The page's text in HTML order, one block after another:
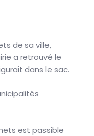
de sa ville,
a retrouvé le
dans le sac.
est passible